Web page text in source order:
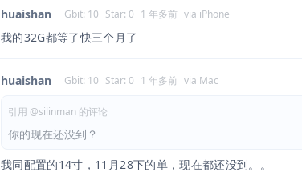
huaishan Gbit: 10 Star: 0 1 年多前 via iPhone
我的32G都等了快三个月了
huaishan Gbit: 10 Star: 0 1 年多前 via Mac
引用 @silinman 的评论
你的现在还没到？
我同配置的14寸，11月28下的单，现在都还没到。。